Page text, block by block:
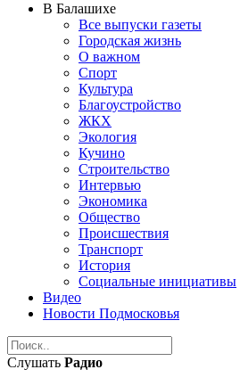
В Балашихе
Все выпуски газеты
Городская жизнь
О важном
Спорт
Культура
Благоустройство
ЖКХ
Экология
Кучино
Строительство
Интервью
Экономика
Общество
Происшествия
Транспорт
История
Социальные инициативы
Видео
Новости Подмосковья
Слушать Радио